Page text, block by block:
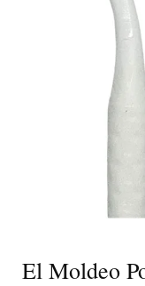
El Moldeo